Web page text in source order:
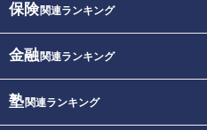
保険関連ランキング
金融関連ランキング
塾関連ランキング